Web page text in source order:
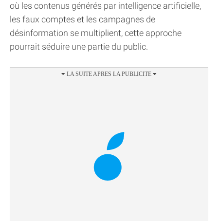
où les contenus générés par intelligence artificielle,
les faux comptes et les campagnes de
désinformation se multiplient, cette approche
pourrait séduire une partie du public.